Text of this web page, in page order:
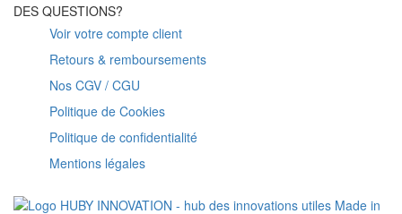
DES QUESTIONS?
Voir votre compte client
Retours & remboursements
Nos CGV / CGU
Politique de Cookies
Politique de confidentialité
Mentions légales